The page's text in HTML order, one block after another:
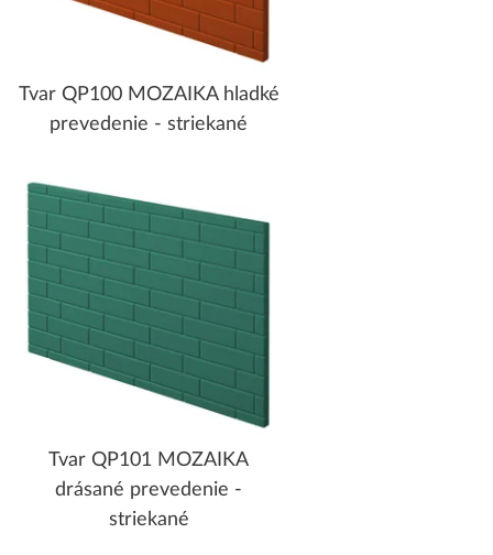
Tvar QP100 MOZAIKA hladké
prevedenie - striekané
Tvar QP101 MOZAIKA
drásané prevedenie -
striekané